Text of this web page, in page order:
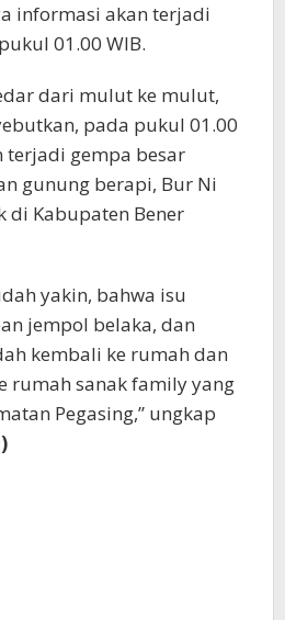
informasi akan terjadi
01.00 WIB.
dari mulut ke mulut,
pada pukul 01.00
terjadi gempa besar
gunung berapi, Bur Ni
di Kabupaten Bener
yakin, bahwa isu
jempol belaka, dan
kembali ke rumah dan
rumah sanak family yang
Pegasing,” ungkap